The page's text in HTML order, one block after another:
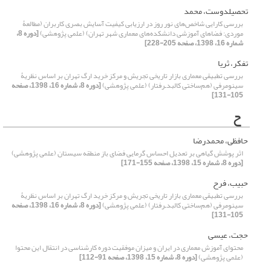
تحصیلدوست، محمد
بررسی کارایی شاخص‌های نور روز در ارزیابی کیفیت آسایش بصری کاربران (مطالعۀ
موردی: فضاهای آموزشی دانشکده‌های معماری شهر تهران) (علمی پژوهشی) [دوره 8،
شماره 16، 1398، صفحه 205-228]
تفکر، ثریا
بررسی تطبیقی معماری بازار تاریخی تجریش و مرکز خرید ارگ تهران بر اساس نظریۀ
سینومرفی (هم‌ساختی کالبد‌ـ‌رفتار) (علمی پژوهشی) [دوره 8، شماره 16، 1398، صفحه
105-131]
ح
حافظی، محمدرضا
اثر پوشش گیاهی بر تعدیل احساس گرمایی فضای باز منطقه سیستان (علمی پژوهشی)
[دوره 8، شماره 15، 1398، صفحه 155-171]
حبیب، فرح
بررسی تطبیقی معماری بازار تاریخی تجریش و مرکز خرید ارگ تهران بر اساس نظریۀ
سینومرفی (هم‌ساختی کالبد‌ـ‌رفتار) (علمی پژوهشی) [دوره 8، شماره 16، 1398، صفحه
105-131]
حجت، عیسی
محتوای آموزش معماری در ایران و میزان موفقیت دوره کارشناسی در انتقال این محتوا
(علمی پژوهشی)[دوره 8، شماره 15، 1398، صفحه 91-112]